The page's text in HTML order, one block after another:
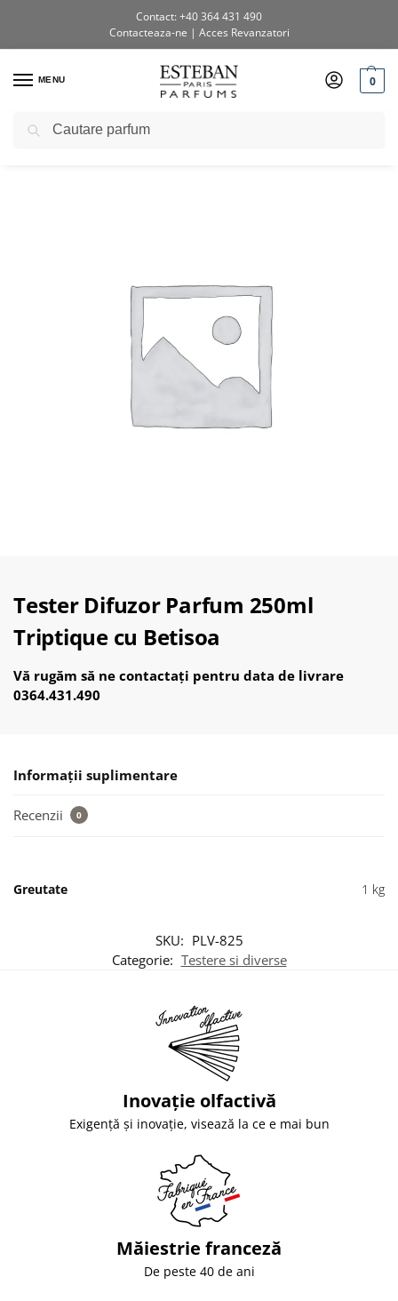
Contact: +40 364 431 490
Contacteaza-ne | Acces Revanzatori
MENU 0
Prima pagină / Shop / Testere si diverse
Tester Difuzor Parfum 250ml
Triptique cu Betisoa
Vă rugăm să ne contactați pentru data de livrare
0364.431.490
Informații suplimentare
Recenzii 0
Greutate 1 kg
SKU: PLV-825
Categorie: Testere si diverse
Inovație olfactivă
Exigență și inovație, visează la ce e mai bun
Măiestrie franceză
De peste 40 de ani